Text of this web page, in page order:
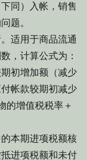
同）入帐，销售
题。
适用于商品流通
，计算公式为：
初增加额（减少
帐款较期初减少
的增值税税率＋
本期进项税额核
进项税额和未付